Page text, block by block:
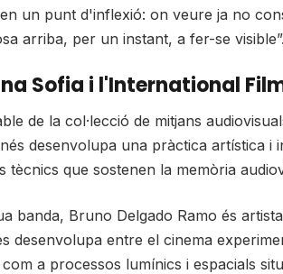
un punt d'inflexió: on veure ja no
arriba, per un instant, a fer-se visible”.
Sofia i l'International
de la col·lecció de mitjans
desenvolupa una pràctica artística i
tècnics que sostenen la memòria
banda, Bruno Delgado Ramo és
desenvolupa entre el cinema
a processos lumínics i espacials